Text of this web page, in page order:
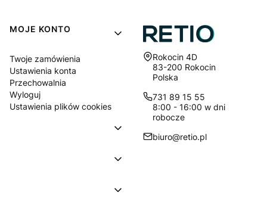
MOJE KONTO
Twoje zamówienia
Ustawienia konta
Przechowalnia
Wyloguj
Ustawienia plików cookies
Adres:
Rokocin 4D
83-200 Rokocin
Polska
731 89 15 55
8:00 - 16:00 w dni
robocze
biuro@retio.pl